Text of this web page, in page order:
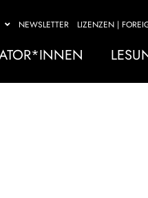
NEWSLETTER LIZENZEN |